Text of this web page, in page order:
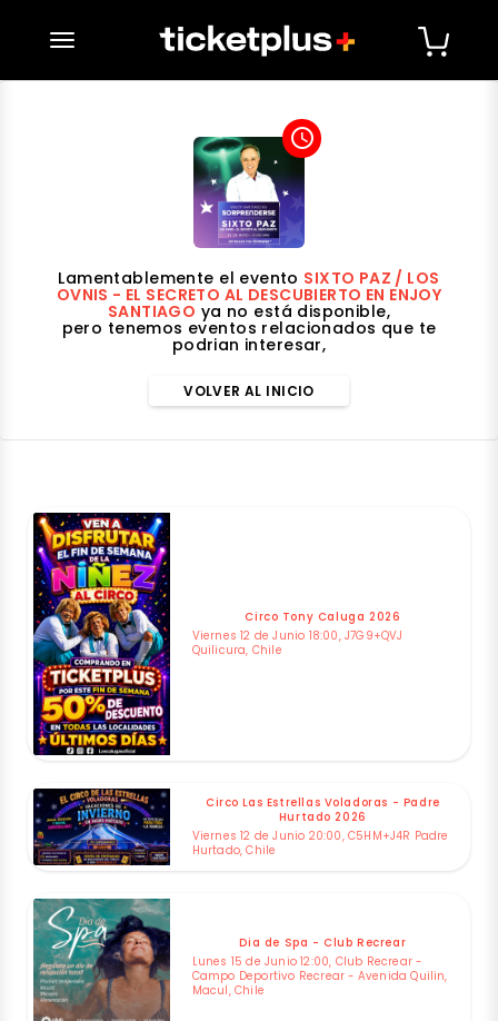
desplegar navegación
access_time
Lamentablemente el evento SIXTO PAZ / LOS
OVNIS - EL SECRETO AL DESCUBIERTO EN ENJOY
SANTIAGO ya no está disponible,
pero tenemos eventos relacionados que te
podrian interesar,
VOLVER AL INICIO
Circo Tony Caluga 2026
Viernes 12 de Junio 18:00, J7G9+QVJ
Quilicura, Chile
Circo Las Estrellas Voladoras - Padre
Hurtado 2026
Viernes 12 de Junio 20:00, C5HM+J4R Padre
Hurtado, Chile
Dia de Spa - Club Recrear
Lunes 15 de Junio 12:00, Club Recrear -
Campo Deportivo Recrear - Avenida Quilin,
Macul, Chile